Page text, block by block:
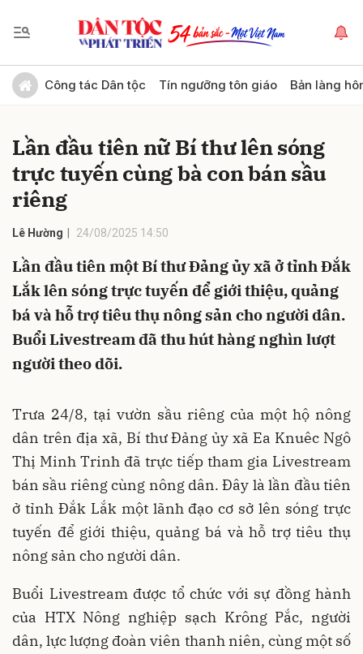
Công tác Dân tộc Tín ngưỡng tôn giáo Bản làng
Lần đầu tiên nữ Bí thư lên sóng
trực tuyến cùng bà con bán sầu
riêng
Lê Hường 24/08/2025 14:50
Lần đầu tiên một Bí thư Đảng ủy xã ở tỉnh Đắk
Lắk lên sóng trực tuyến để giới thiệu, quảng
bá và hỗ trợ tiêu thụ nông sản cho người dân.
Buổi Livestream đã thu hút hàng nghìn lượt
người theo dõi.
Trưa 24/8, tại vườn sầu riêng của một hộ nông
dân trên địa xã, Bí thư Đảng ủy xã Ea Knuêc Ngô
Thị Minh Trinh đã trực tiếp tham gia Livestream
bán sầu riêng cùng nông dân. Đây là lần đầu tiên
ở tỉnh Đắk Lắk một lãnh đạo cơ sở lên sóng trực
tuyến để giới thiệu, quảng bá và hỗ trợ tiêu thụ
nông sản cho người dân.
Buổi Livestream được tổ chức với sự đồng hành
của HTX Nông nghiệp sạch Krông Pắc, người
dân, lực lượng đoàn viên thanh niên, cùng một số
Gửi bình luận